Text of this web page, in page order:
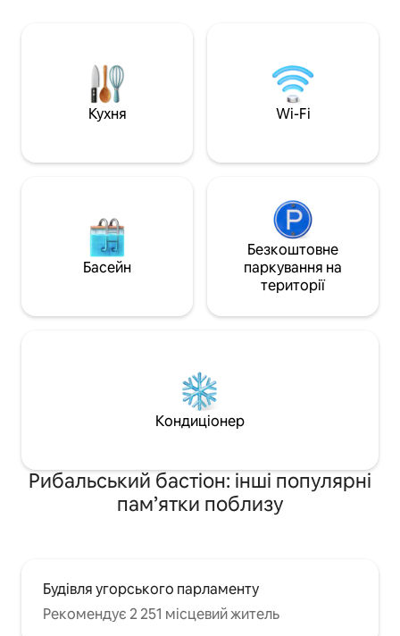
мешканцем Будапешта ●ТРАНСФЕР З
АЕРОПОРТУ З нетерпінням чекаю на
Ваш прийом! :)Томас Зверніть увагу:
квартира знаходиться на другому
кількома сходами.
пральною
до громадського
сусідніми кафе,
мальовничими
Кухня Wi-Fi
Басейн
Безкоштовне
паркування на
території
Кондиціонер
Рибальський бастіон: інші популярні
пам’ятки поблизу
Будівля угорського парламенту
Рекомендує 2 251 місцевий житель